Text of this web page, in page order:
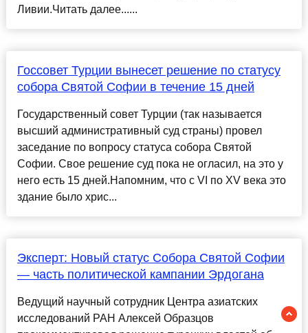
Ливии.Читать далее......
Госсовет Турции вынесет решение по статусу
собора Святой Софии в течение 15 дней
Государственный совет Турции (так называется
высший административный суд страны) провел
заседание по вопросу статуса собора Святой
Софии. Свое решение суд пока не огласил, на это у
него есть 15 дней.Напомним, что с VI по XV века это
здание было хрис...
Эксперт: Новый статус Собора Святой Софии
— часть политической кампании Эрдогана
Ведущий научный сотрудник Центра азиатских
исследований РАН Алексей Образцов